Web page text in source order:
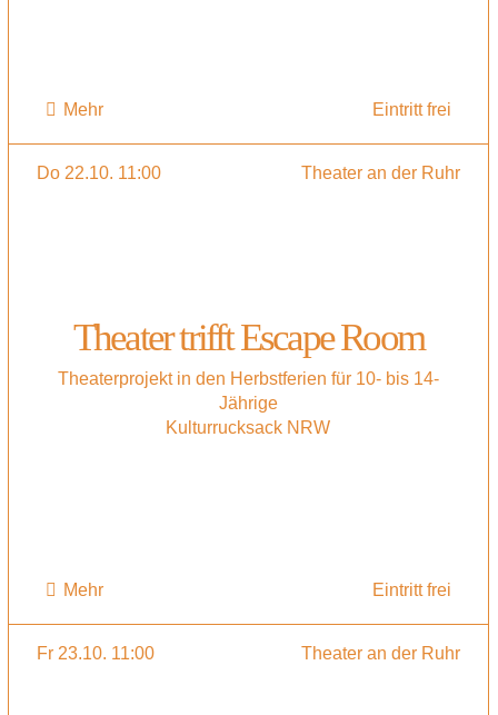
Mehr Eintritt frei
Do 22.10. 11:00 Theater an der Ruhr
Theater trifft Escape Room
Theaterprojekt in den Herbstferien für 10- bis 14-
Jährige
Kulturrucksack NRW
Mehr Eintritt frei
Fr 23.10. 11:00 Theater an der Ruhr